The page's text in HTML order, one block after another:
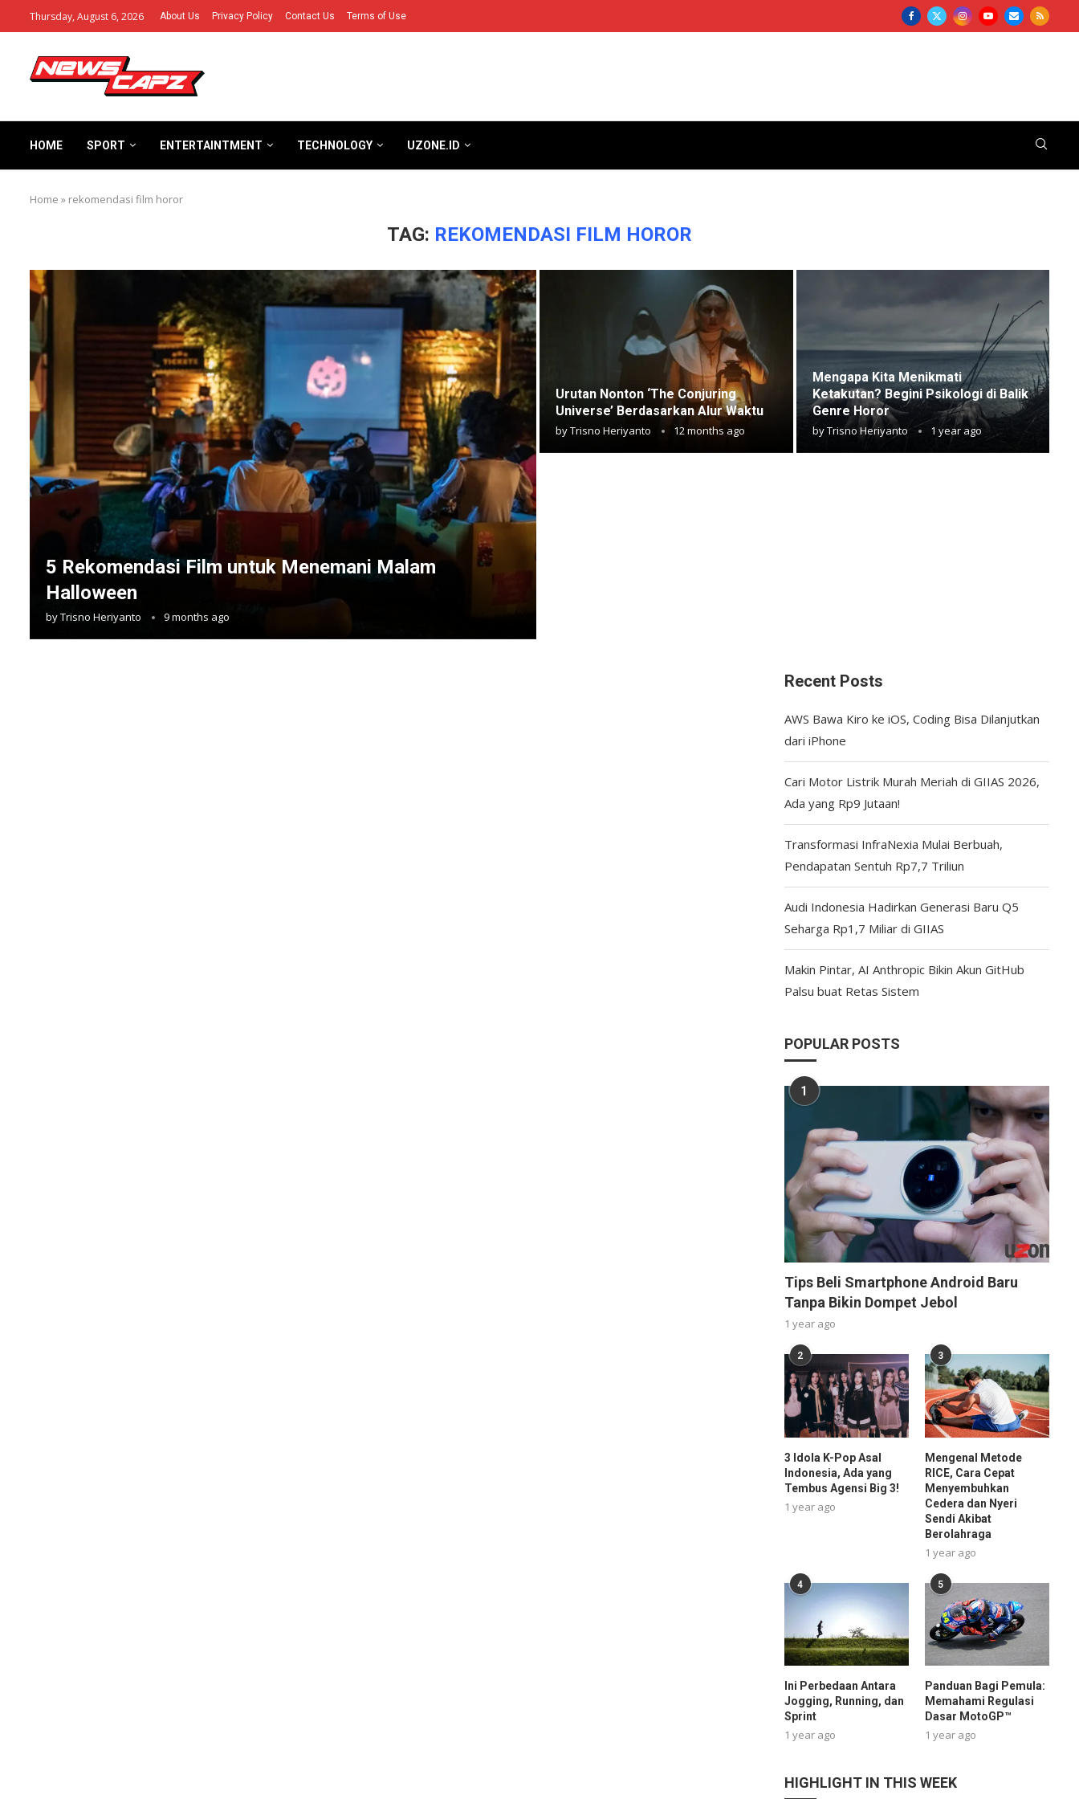
Thursday, August 6, 2026 About Us Privacy Policy Contact Us Terms of Use
HOME SPORT ENTERTAINTMENT TECHNOLOGY UZONE.ID
Home » rekomendasi film horor
TAG: REKOMENDASI FILM HOROR
5 Rekomendasi Film untuk Menemani Malam
Halloween
byTrisno Heriyanto 9 months ago
Urutan Nonton ‘The Conjuring
Universe’ Berdasarkan Alur Waktu
byTrisno Heriyanto 12 months ago
Mengapa Kita Menikmati
Ketakutan? Begini Psikologi di Balik
Genre Horor
byTrisno Heriyanto 1 year ago
Recent Posts
AWS Bawa Kiro ke iOS, Coding Bisa Dilanjutkan
dari iPhone
Cari Motor Listrik Murah Meriah di GIIAS 2026,
Ada yang Rp9 Jutaan!
Transformasi InfraNexia Mulai Berbuah,
Pendapatan Sentuh Rp7,7 Triliun
Audi Indonesia Hadirkan Generasi Baru Q5
Seharga Rp1,7 Miliar di GIIAS
Makin Pintar, AI Anthropic Bikin Akun GitHub
Palsu buat Retas Sistem
POPULAR POSTS
1
Tips Beli Smartphone Android Baru
Tanpa Bikin Dompet Jebol
1 year ago
2
3 Idola K-Pop Asal
Indonesia, Ada yang
Tembus Agensi Big 3!
1 year ago
3
Mengenal Metode
RICE, Cara Cepat
Menyembuhkan
Cedera dan Nyeri
Sendi Akibat
Berolahraga
1 year ago
4
Ini Perbedaan Antara
Jogging, Running, dan
Sprint
1 year ago
5
Panduan Bagi Pemula:
Memahami Regulasi
Dasar MotoGP™
1 year ago
HIGHLIGHT IN THIS WEEK